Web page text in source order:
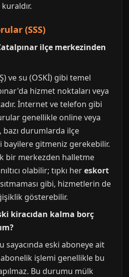
(SSS)
ilçe merkezinden
ve su (OSKİ) gibi temel
hizmet noktaları veya
İnternet ve telefon gibi
genellikle online veya
bazı durumlarda ilçe
gitmeniz gerekebilir.
bir merkezden halletme
olabilir; tıpkı hereskort
gibi, hizmetlerin de
gösterebilir.
kiracıdan kalma borç
sayacında eski aboneye ait
işlemi genellikle bu
Bu durumu mülk